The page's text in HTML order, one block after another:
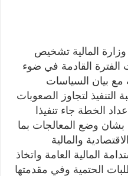
المالية تشخيص
الفترة القادمة في ضوء
مع بيان السياسات
التنفيذ لتجاوز الصعوبات
الخطة جاء تنفيذا
بشان وضع المعالجات بما
والمالية
المالية العامة واتخاذ
الحتمية وفي مقدمتها